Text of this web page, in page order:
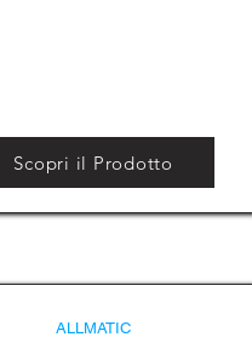
Scopri il Prodotto
ALLMATIC